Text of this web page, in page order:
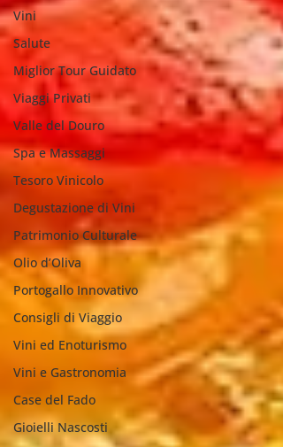
Vini
Salute
Miglior Tour Guidato
Viaggi Privati
Valle del Douro
Spa e Massaggi
Tesoro Vinicolo
Degustazione di Vini
Patrimonio Culturale
Olio d’Oliva
Portogallo Innovativo
Consigli di Viaggio
Vini ed Enoturismo
Vini e Gastronomia
Case del Fado
Gioielli Nascosti